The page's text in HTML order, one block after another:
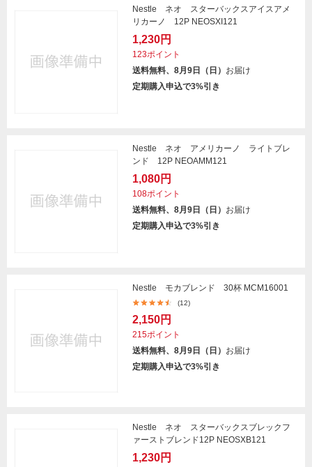
Nestle ネオ スターバックスアイスアメ
リカーノ 12P NEOSXI121
1,230円
123ポイント
送料無料、8月9日（日） お届け
定期購入申込で3%引き
Nestle ネオ アメリカーノ ライトブレ
ンド 12P NEOAMM121
1,080円
108ポイント
送料無料、8月9日（日） お届け
定期購入申込で3%引き
Nestle モカブレンド 30杯 MCM16001
(12)
2,150円
215ポイント
送料無料、8月9日（日） お届け
定期購入申込で3%引き
Nestle ネオ スターバックスブレックフ
ァーストブレンド12P NEOSXB121
1,230円